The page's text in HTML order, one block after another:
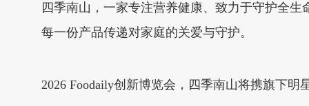
四季南山，一家专注营养健康、致力于守护全
每一份产品传递对家庭的关爱与守护。
2026 Foodaily创新博览会，四季南山将携旗下